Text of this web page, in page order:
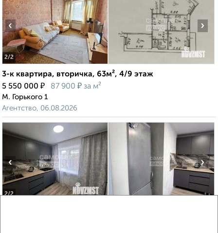
2/2
‹ ›
3-к квартира, вторичка, 63м², 4/9 этаж
5 550 000 ₽ 87 900 ₽ за м²
М. Горького 1
Агентство, 06.08.2026
2/2
‹ ›